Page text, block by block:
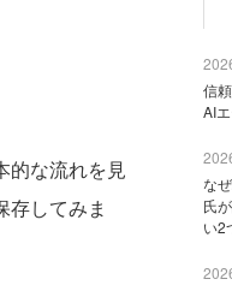
的な流れを見
存してみま
信
AI
な
氏
い2